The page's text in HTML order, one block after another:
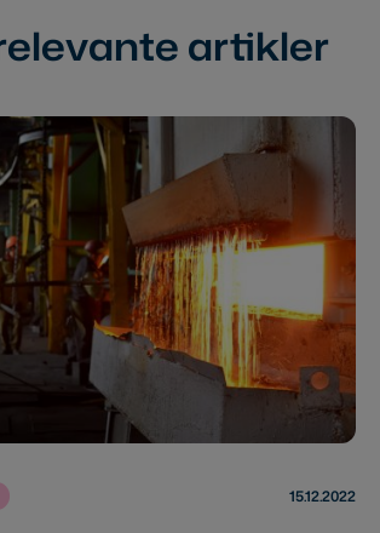
artikler
15.12.2022